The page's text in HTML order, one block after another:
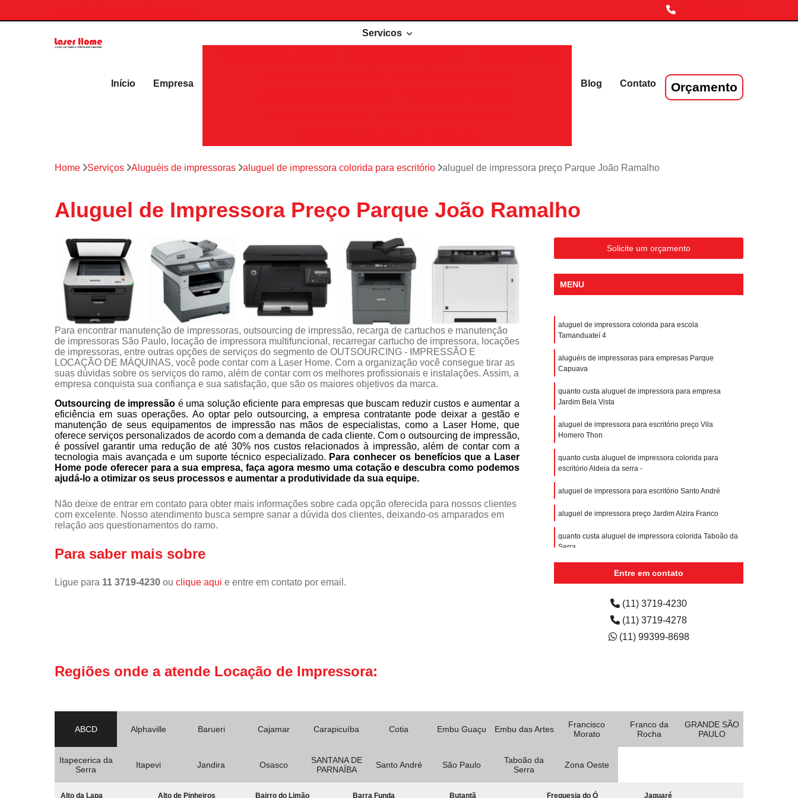
Início Empresa
Servicos
Blog Contato Orçamento
Home Serviços Aluguéis de impressoras aluguel de impressora colorida para escritório aluguel de impressora preço Parque João Ramalho
Aluguel de Impressora Preço Parque João Ramalho
Para encontrar manutenção de impressoras, outsourcing de impressão, recarga de cartuchos e manutenção
de impressoras São Paulo, locação de impressora multifuncional, recarregar cartucho de impressora, locações
de impressoras, entre outras opções de serviços do segmento de OUTSOURCING - IMPRESSÃO E
LOCAÇÃO DE MÁQUINAS, você pode contar com a Laser Home. Com a organização você consegue tirar as
suas dúvidas sobre os serviços do ramo, além de contar com os melhores profissionais e instalações. Assim, a
empresa conquista sua confiança e sua satisfação, que são os maiores objetivos da marca.
Outsourcing de impressão é uma solução eficiente para empresas que buscam reduzir custos e aumentar a
eficiência em suas operações. Ao optar pelo outsourcing, a empresa contratante pode deixar a gestão e
manutenção de seus equipamentos de impressão nas mãos de especialistas, como a Laser Home, que
oferece serviços personalizados de acordo com a demanda de cada cliente. Com o outsourcing de impressão,
é possível garantir uma redução de até 30% nos custos relacionados à impressão, além de contar com a
tecnologia mais avançada e um suporte técnico especializado. Para conhecer os benefícios que a Laser
Home pode oferecer para a sua empresa, faça agora mesmo uma cotação e descubra como podemos
ajudá-lo a otimizar os seus processos e aumentar a produtividade da sua equipe.
Não deixe de entrar em contato para obter mais informações sobre cada opção oferecida para nossos clientes
com excelente. Nosso atendimento busca sempre sanar a dúvida dos clientes, deixando-os amparados em
relação aos questionamentos do ramo.
Para saber mais sobre
Ligue para 11 3719-4230 ou clique aqui e entre em contato por email.
Solicite um orçamento
MENU
aluguel de impressora colorida para escola
Tamanduateí 4
aluguéis de impressoras para empresas Parque
Capuava
quanto custa aluguel de impressora para empresa
Jardim Bela Vista
aluguel de impressora para escritório preço Vila
Homero Thon
quanto custa aluguel de impressora colorida para
escritório Aldeia da serra -
aluguel de impressora para escritório Santo André
aluguel de impressora preço Jardim Alzira Franco
quanto custa aluguel de impressora colorida Taboão da
Serra
aluguel de impressora colorida para escola
empresa de aluguel de impressora colorida para escola
Entre em contato
(11) 3719-4230
(11) 3719-4278
(11) 99399-8698
Regiões onde a atende Locação de Impressora:
ABCD Alphaville Barueri Cajamar Carapicuíba Cotia Embu Guaçu Embu das Artes
Francisco
Morato
Franco da
Rocha
GRANDE SÃO
PAULO
Itapecerica da
Serra
Itapevi Jandira Osasco
SANTANA DE
PARNAÍBA
Santo André São Paulo
Taboão da
Serra
Zona Oeste
Alto da Lapa Alto de Pinheiros Bairro do Limão Barra Funda Butantã Freguesia do Ó Jaguaré